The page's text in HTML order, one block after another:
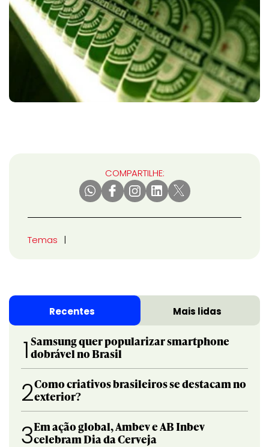
COMPARTILHE:
Temas
Recentes Mais lidas
1 Samsung quer popularizar smartphone
dobrável no Brasil
2Como criativos brasileiros se destacam no
exterior?
3Em ação global, Ambev e AB Inbev
celebram Dia da Cerveja